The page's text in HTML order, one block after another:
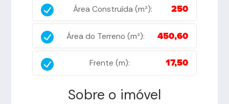
Área Construída (m²): 250
Área do Terreno (m²): 450,60
Frente (m): 17,50
Sobre o imóvel